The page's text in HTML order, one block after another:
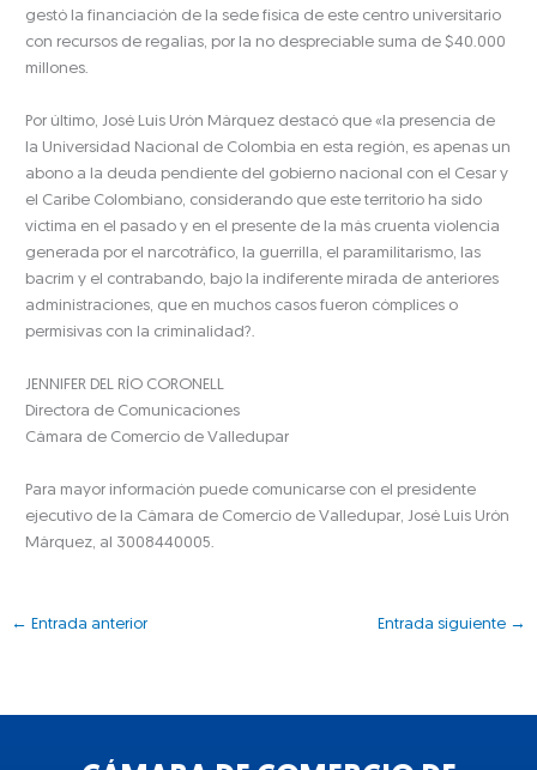
gestó la financiación de la sede física de este centro universitario
con recursos de regalías, por la no despreciable suma de $40.000
millones.
Por último, José Luis Urón Márquez destacó que «la presencia de
la Universidad Nacional de Colombia en esta región, es apenas un
abono a la deuda pendiente del gobierno nacional con el Cesar y
el Caribe Colombiano, considerando que este territorio ha sido
víctima en el pasado y en el presente de la más cruenta violencia
generada por el narcotráfico, la guerrilla, el paramilitarismo, las
bacrim y el contrabando, bajo la indiferente mirada de anteriores
administraciones, que en muchos casos fueron cómplices o
permisivas con la criminalidad?.
JENNIFER DEL RÍO CORONELL
Directora de Comunicaciones
Cámara de Comercio de Valledupar
Para mayor información puede comunicarse con el presidente
ejecutivo de la Cámara de Comercio de Valledupar, José Luis Urón
Márquez, al 3008440005.
← Entrada anterior Entrada siguiente →